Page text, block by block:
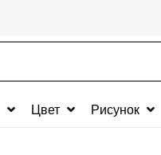
Цвет Рисунок